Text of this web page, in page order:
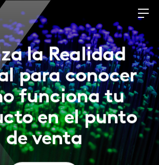
la Realidad
para conocer
funciona tu
en el punto
de venta